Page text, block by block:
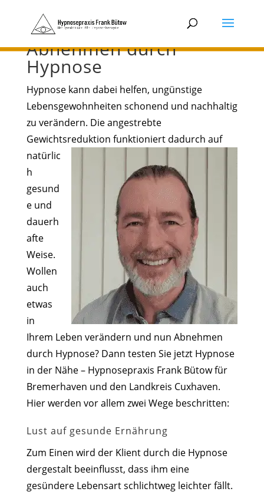
Abnehmen durch
Hypnose
Hypnose kann dabei helfen, ungünstige
Lebensgewohnheiten schonend und nachhaltig
zu verändern. Die angestrebte
Gewichtsreduktion funktioniert dadurch auf
natürlic
h
gesund
e und
dauerh
afte
Weise.
Wollen
auch
etwas
in
Ihrem Leben verändern und nun Abnehmen
durch Hypnose? Dann testen Sie jetzt Hypnose
in der Nähe – Hypnosepraxis Frank Bütow für
Bremerhaven und den Landkreis Cuxhaven.
Hier werden vor allem zwei Wege beschritten:
Lust auf gesunde Ernährung
Zum Einen wird der Klient durch die Hypnose
dergestalt beeinflusst, dass ihm eine
gesündere Lebensart schlichtweg leichter fällt.